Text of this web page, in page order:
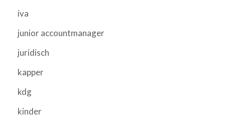
iva
junior accountmanager
juridisch
kapper
kdg
kinder